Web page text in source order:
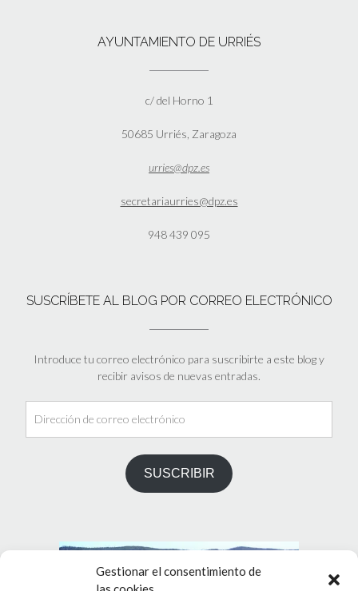
Gestionar el consentimiento de
AYUNTAMIENTO DE URRIÉS
c/ del Horno 1
50685 Urriés, Zaragoza
urries@dpz.es
secretariaurries@dpz.es
948 439 095
SUSCRÍBETE AL BLOG POR CORREO ELECTRÓNICO
Introduce tu correo electrónico para suscribirte a este blog y
recibir avisos de nuevas entradas.
de
correo
SUSCRIBIR